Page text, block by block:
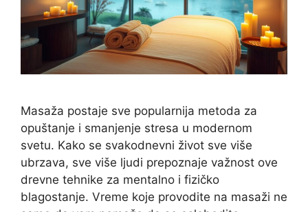
Masaža postaje sve popularnija metoda za
opuštanje i smanjenje stresa u modernom
svetu. Kako se svakodnevni život sve više
ubrzava, sve više ljudi prepoznaje važnost ove
drevne tehnike za mentalno i fizičko
blagostanje. Vreme koje provodite na masaži ne